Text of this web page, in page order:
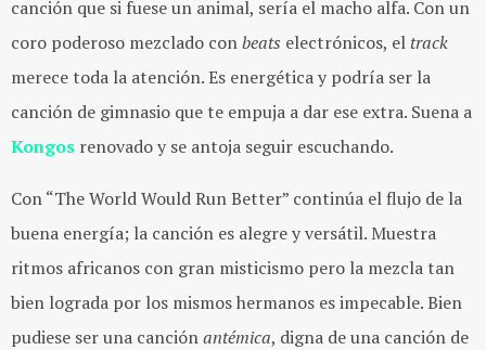
canción que si fuese un animal, sería el macho alfa. Con un
coro poderoso mezclado conbeats electrónicos, el track
merece toda la atención. Es energética y podría ser la
canción de gimnasio que te empuja a dar ese extra. Suena a
Kongos renovado y se antoja seguir escuchando.
Con “The World Would Run Better” continúa el flujo de la
buena energía; la canción es alegre y versátil. Muestra
ritmos africanos con gran misticismo pero la mezcla tan
bien lograda por los mismos hermanos es impecable. Bien
pudiese ser una canciónantémica, digna de una canción de